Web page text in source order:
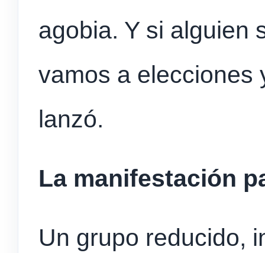
agobia. Y si alguien
vamos a elecciones
lanzó.
La manifestación
Un grupo reducido,